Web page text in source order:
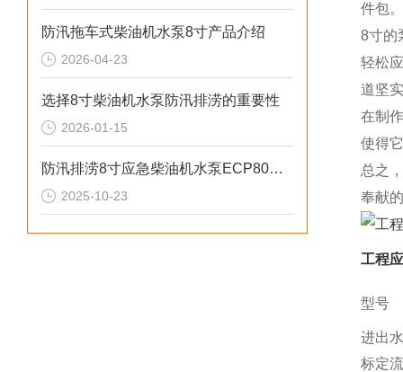
防汛拖车式柴油机水泵8寸产品介绍
2026-04-23
选择8寸柴油机水泵防汛排涝的重要性
2026-01-15
防汛排涝8寸应急柴油机水泵ECP80ME参数
2025-10-23
件包。
8寸的
轻松
道坚
在制
使得
总之
奉献
工程
型号
进出
标定